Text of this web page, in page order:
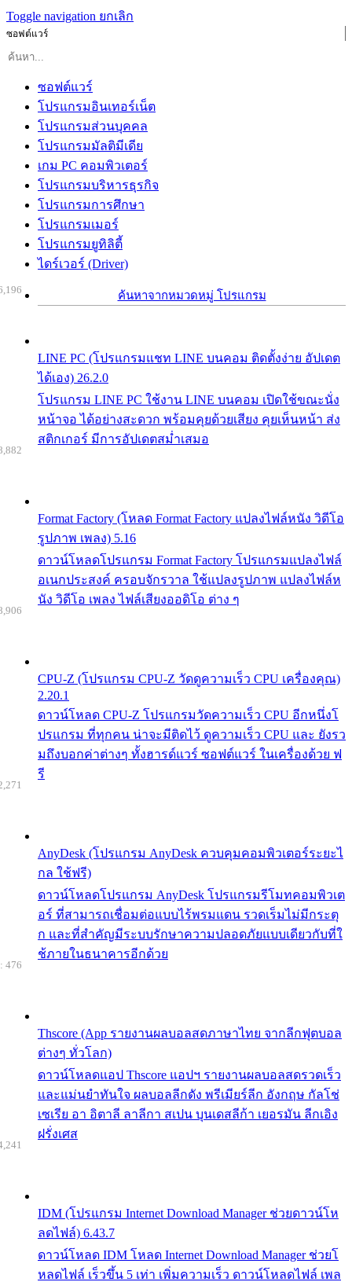
Toggle navigation ยกเลิก
ซอฟต์แวร์
ซอฟต์แวร์
โปรแกรมอินเทอร์เน็ต
โปรแกรมส่วนบุคคล
โปรแกรมมัลติมีเดีย
เกม PC คอมพิวเตอร์
โปรแกรมบริหารธุรกิจ
โปรแกรมการศึกษา
โปรแกรมเมอร์
โปรแกรมยูทิลิตี้
ไดร์เวอร์ (Driver)
ค้นหาจากหมวดหมู่ โปรแกรม
LINE PC (โปรแกรมแชท LINE บนคอม ติดตั้งง่าย อัปเดต
ได้เอง) 26.2.0
โปรแกรม LINE PC ใช้งาน LINE บนคอม เปิดใช้ขณะนั่ง
หน้าจอ ได้อย่างสะดวก พร้อมคุยด้วยเสียง คุยเห็นหน้า ส่ง
สติกเกอร์ มีการอัปเดตสม่ำเสมอ
Format Factory (โหลด Format Factory แปลงไฟล์หนัง วิดีโอ
รูปภาพ เพลง) 5.16
ดาวน์โหลดโปรแกรม Format Factory โปรแกรมแปลงไฟล์
อเนกประสงค์ ครอบจักรวาล ใช้แปลงรูปภาพ แปลงไฟล์ห
นัง วิดีโอ เพลง ไฟล์เสียงออดิโอ ต่าง ๆ
CPU-Z (โปรแกรม CPU-Z วัดดูความเร็ว CPU เครื่องคุณ)
2.20.1
ดาวน์โหลด CPU-Z โปรแกรมวัดความเร็ว CPU อีกหนึ่งโ
ปรแกรม ที่ทุกคน น่าจะมีติดไว้ ดูความเร็ว CPU และ ยังรว
มถึงบอกค่าต่างๆ ทั้งฮารด์แวร์ ซอฟต์แวร์ ในเครื่องด้วย ฟ
รี
AnyDesk (โปรแกรม AnyDesk ควบคุมคอมพิวเตอร์ระยะไ
กล ใช้ฟรี)
ดาวน์โหลดโปรแกรม AnyDesk โปรแกรมรีโมทคอมพิวเต
อร์ ที่สามารถเชื่อมต่อแบบไร้พรมแดน รวดเร็มไม่มีกระตุ
ก และที่สำคัญมีระบบรักษาความปลอดภัยแบบเดียวกับที่ใ
ช้ภายในธนาคารอีกด้วย
Thscore (App รายงานผลบอลสดภาษาไทย จากลีกฟุตบอล
ต่างๆ ทั่วโลก)
ดาวน์โหลดแอป Thscore แอปฯ รายงานผลบอลสดรวดเร็ว
และแม่นยำทันใจ ผลบอลลีกดัง พรีเมียร์ลีก อังกฤษ กัลโช่
เซเรีย อา อิตาลี ลาลีกา สเปน บุนเดสลีก้า เยอรมัน ลีกเอิง
ฝรั่งเศส
476
IDM (โปรแกรม Internet Download Manager ช่วยดาวน์โห
ลดไฟล์) 6.43.7
ดาวน์โหลด IDM โหลด Internet Download Manager ช่วยโ
หลดไฟล์ เร็วขึ้น 5 เท่า เพิ่มความเร็ว ดาวน์โหลดไฟล์ เพล